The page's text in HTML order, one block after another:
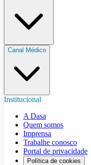
Canal Médico
Institucional
A Dasa
Quem somos
Imprensa
Trabalhe conosco
Portal de privacidade
Política de cookies